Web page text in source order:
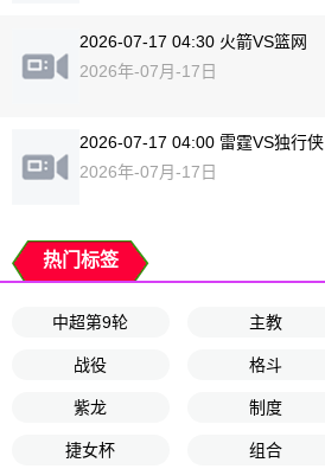
2026-07-17 04:30 火箭VS篮网
2026年-07月-17日
2026-07-17 04:00 雷霆VS独行侠
2026年-07月-17日
热门标签
中超第9轮 主教
战役 格斗
紫龙 制度
捷女杯 组合